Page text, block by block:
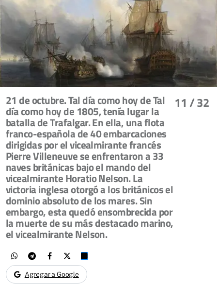
11 / 32
21 de octubre. Tal día como hoy de Tal
día como hoy de 1805, tenía lugar la
batalla de Trafalgar. En ella, una flota
franco-española de 40 embarcaciones
dirigidas por el vicealmirante francés
Pierre Villeneuve se enfrentaron a 33
naves británicas bajo el mando del
vicealmirante Horatio Nelson. La
victoria inglesa otorgó a los británicos el
dominio absoluto de los mares. Sin
embargo, esta quedó ensombrecida por
la muerte de su más destacado marino,
el vicealmirante Nelson.
Agregar a Google